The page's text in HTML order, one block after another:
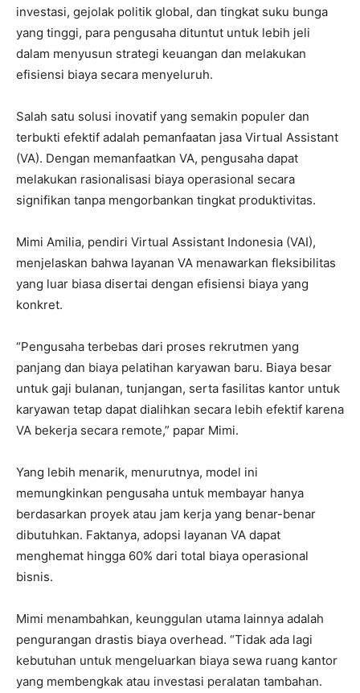
investasi, gejolak politik global, dan tingkat suku bunga
yang tinggi, para pengusaha dituntut untuk lebih jeli
dalam menyusun strategi keuangan dan melakukan
efisiensi biaya secara menyeluruh.
Salah satu solusi inovatif yang semakin populer dan
terbukti efektif adalah pemanfaatan jasa Virtual Assistant
(VA). Dengan memanfaatkan VA, pengusaha dapat
melakukan rasionalisasi biaya operasional secara
signifikan tanpa mengorbankan tingkat produktivitas.
Mimi Amilia, pendiri Virtual Assistant Indonesia (VAI),
menjelaskan bahwa layanan VA menawarkan fleksibilitas
yang luar biasa disertai dengan efisiensi biaya yang
konkret.
“Pengusaha terbebas dari proses rekrutmen yang
panjang dan biaya pelatihan karyawan baru. Biaya besar
untuk gaji bulanan, tunjangan, serta fasilitas kantor untuk
karyawan tetap dapat dialihkan secara lebih efektif karena
VA bekerja secara remote,” papar Mimi.
Yang lebih menarik, menurutnya, model ini
memungkinkan pengusaha untuk membayar hanya
berdasarkan proyek atau jam kerja yang benar-benar
dibutuhkan. Faktanya, adopsi layanan VA dapat
menghemat hingga 60% dari total biaya operasional
bisnis.
Mimi menambahkan, keunggulan utama lainnya adalah
pengurangan drastis biaya overhead. “Tidak ada lagi
kebutuhan untuk mengeluarkan biaya sewa ruang kantor
yang membengkak atau investasi peralatan tambahan.